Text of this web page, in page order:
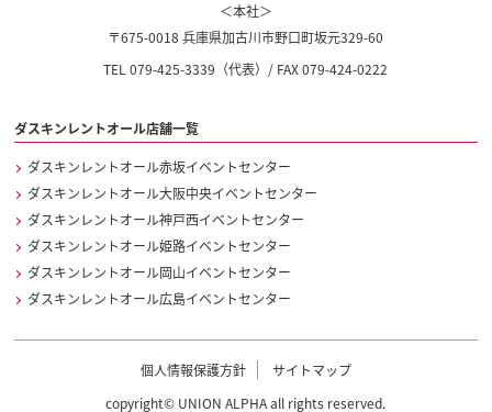
＜本社＞
〒675-0018 兵庫県加古川市野口町坂元329-60
TEL079-425-3339 （代表）/ FAX 079-424-0222
ダスキンレントオール店舗一覧
ダスキンレントオール赤坂イベントセンター
ダスキンレントオール大阪中央イベントセンター
ダスキンレントオール神戸西イベントセンター
ダスキンレントオール姫路イベントセンター
ダスキンレントオール岡山イベントセンター
ダスキンレントオール広島イベントセンター
個人情報保護方針
サイトマップ
copyright© UNION ALPHA all rights reserved.